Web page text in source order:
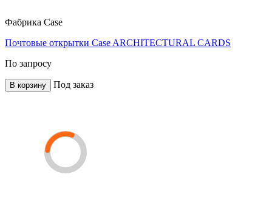
Фабрика Case
Почтовые открытки Case ARCHITECTURAL CARDS
По запросу
В корзину Под заказ